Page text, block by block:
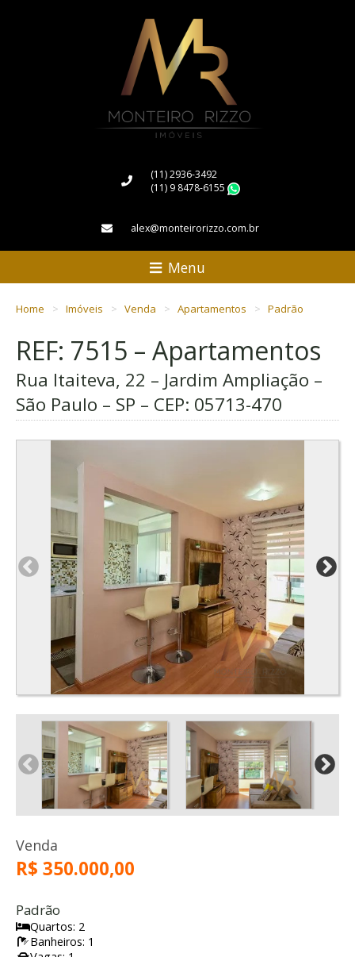
(11) 2936-3492
(11) 9 8478-6155
alex@monteirorizzo.com.br
Menu
Home Imóveis Venda Apartamentos Padrão
REF: 7515 – Apartamentos
Rua Itaiteva, 22 – Jardim Ampliação –
São Paulo – SP – CEP: 05713-470
Venda
R$ 350.000,00
Padrão
Quartos: 2
Banheiros: 1